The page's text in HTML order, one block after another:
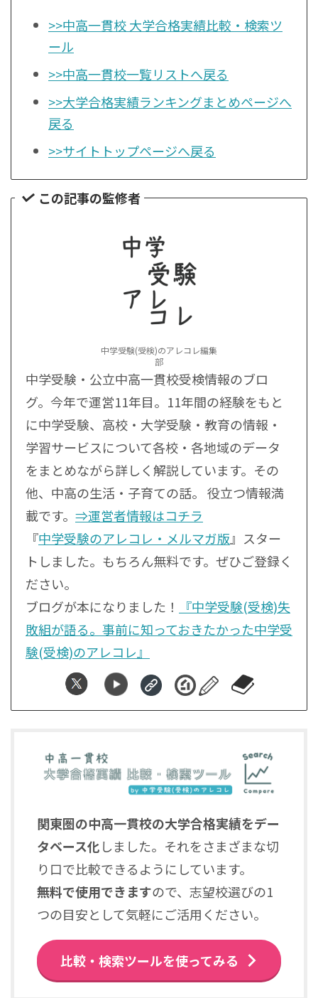
>>中高一貫校 大学合格実績比較・検索ツ
ール
>>中高一貫校一覧リストへ戻る
>>大学合格実績ランキングまとめページへ
戻る
>>サイトトップページへ戻る
この記事の監修者
中学受験(受検)のアレコレ編集
部
中学受験・公立中高一貫校受検情報のブロ
グ。今年で運営11年目。11年間の経験をもと
に中学受験、高校・大学受験・教育の情報・
学習サービスについて各校・各地域のデータ
をまとめながら詳しく解説しています。その
他、中高の生活・子育ての話。 役立つ情報満
載です。 ⇒運営者情報はコチラ
『中学受験のアレコレ・メルマガ版』スター
トしました。もちろん無料です。ぜひご登録く
ださい。
ブログが本になりました！
『中学受験(受検)失
敗組が語る。事前に知っておきたかった中学受
験(受検)のアレコレ』
関東圏の中高一貫校の大学合格実績をデー
タベース化しました。それをさまざまな切
り口で比較できるようにしています。
無料で使用できますので、志望校選びの1
つの目安として気軽にご活用ください。
比較・検索ツールを使ってみる